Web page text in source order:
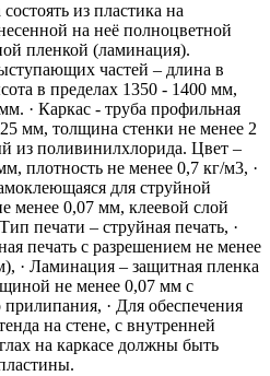
из пластика на
на неё полноцветной
пленкой (ламинация).
частей – длина в
в пределах 1350 - 1400 мм,
· Каркас - труба профильная
мм, толщина стенки не менее 2
из поливинилхлорида. Цвет –
плотность не менее 0,7 кг/м3, ·
для струйной
менее 0,07 мм, клеевой слой
печати – струйная печать, ·
печать с разрешением не менее
· Ламинация – защитная пленка
не менее 0,07 мм с
· Для обеспечения
на стене, с внутренней
на каркасе должны быть